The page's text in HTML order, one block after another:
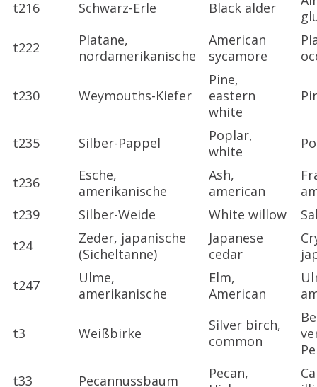
t216 Schwarz-Erle Black alder
t222
Platane,
nordamerikanische
American
sycamore
t230 Weymouths-Kiefer
Pine,
eastern
white
t235 Silber-Pappel
Poplar,
white
t236
Esche,
amerikanische
Ash,
american
t239
Silber-Weide White willow
t24
Zeder, japanische
(Sicheltanne)
Japanese
cedar
t247
Ulme,
amerikanische
Elm,
American
t3 Weißbirke
Silver birch,
common
t33
Pecannussbaum
Pecan,